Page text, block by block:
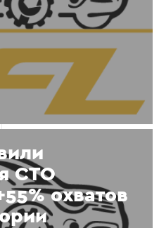
СТО
охватов